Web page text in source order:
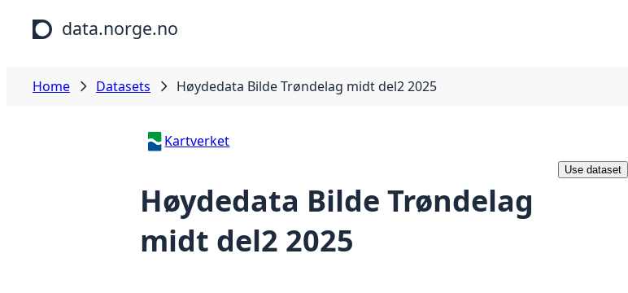
Skip to main content
data.norge.no
Home Datasets Høydedata Bilde Trøndelag midt del2 2025
Kartverket
Høydedata Bilde Trøndelag
midt del2 2025
Use dataset